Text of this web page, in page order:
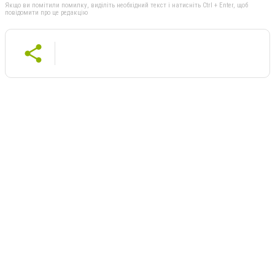
Якщо ви помітили помилку, виділіть необхідний текст і натисніть Ctrl + Enter, щоб
повідомити про це редакцію